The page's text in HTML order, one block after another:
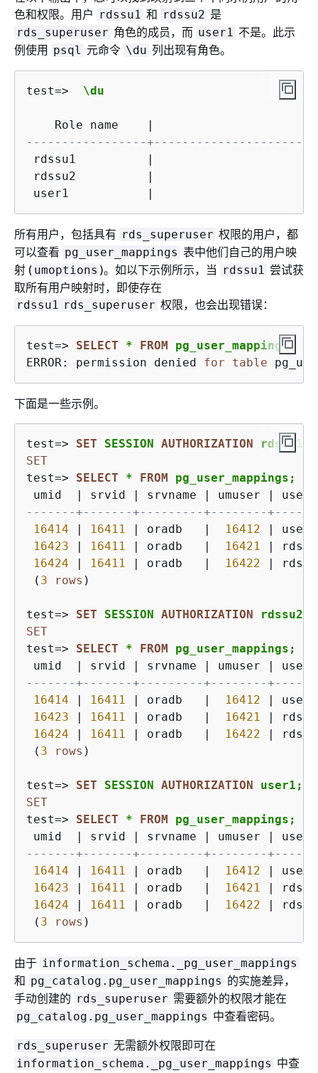
色和权限。用户 rdssu1 和 rdssu2 是
rds_superuser 角色的成员，而 user1 不是。此示
例使用 psql 元命令 \du 列出现有角色。
test=>
\du
    Role name
|
-----------------
rdssu1
|
rdssu2
|
user1
|
所有用户，包括具有 rds_superuser 权限的用户，都
可以查看 pg_user_mappings 表中他们自己的用户映
射 ( umoptions )。如以下示例所示，当 rdssu1 尝试获
取所有用户映射时，即使存在
rdssu1 rds_superuser 权限，也会出现错误：
test=> SELECT * FROM pg_user_mapping;
ERROR: permission denied for table
下面是一些示例。
test=> SET SESSION AUTHORIZATION rdssu1;
SET
test=> SELECT * FROM pg_user_mappings;
umid
| srvid | srvname | umuser |
-------+-------+---------+--------
16414
| 16411 | oradb | 16412 |
16423
| 16411 | oradb | 16421 |
16424
| 16411 | oradb | 16422 |
( 3 rows )
test=> SET SESSION AUTHORIZATION rdssu2;
SET
test=> SELECT * FROM pg_user_mappings;
umid
| srvid | srvname | umuser |
-------+-------+---------+--------
16414
| 16411 | oradb | 16412 |
16423
| 16411 | oradb | 16421 |
16424
| 16411 | oradb | 16422 |
( 3 rows )
test=> SET SESSION AUTHORIZATION user1;
SET
test=> SELECT * FROM pg_user_mappings;
umid
| srvid | srvname | umuser |
-------+-------+---------+--------
16414
| 16411 | oradb | 16412 |
16423
| 16411 | oradb | 16421 |
16424
| 16411 | oradb | 16422 |
( 3 rows )
由于 information_schema._pg_user_mappings
和 pg_catalog.pg_user_mappings 的实施差异，
手动创建的 rds_superuser 需要额外的权限才能在
pg_catalog.pg_user_mappings 中查看密码。
rds_superuser 无需额外权限即可在
information_schema._pg_user_mappings 中查